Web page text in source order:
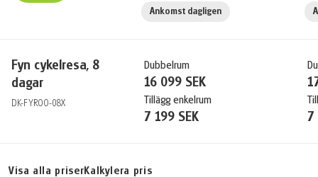
Fyn cykelresa, 8
dagar
DK-FYROO-08X
Ankomst dagligen
Dubbelrum
16 099 SEK
Tillägg enkelrum
7 199 SEK 7
Visa alla priserKalkylera pris